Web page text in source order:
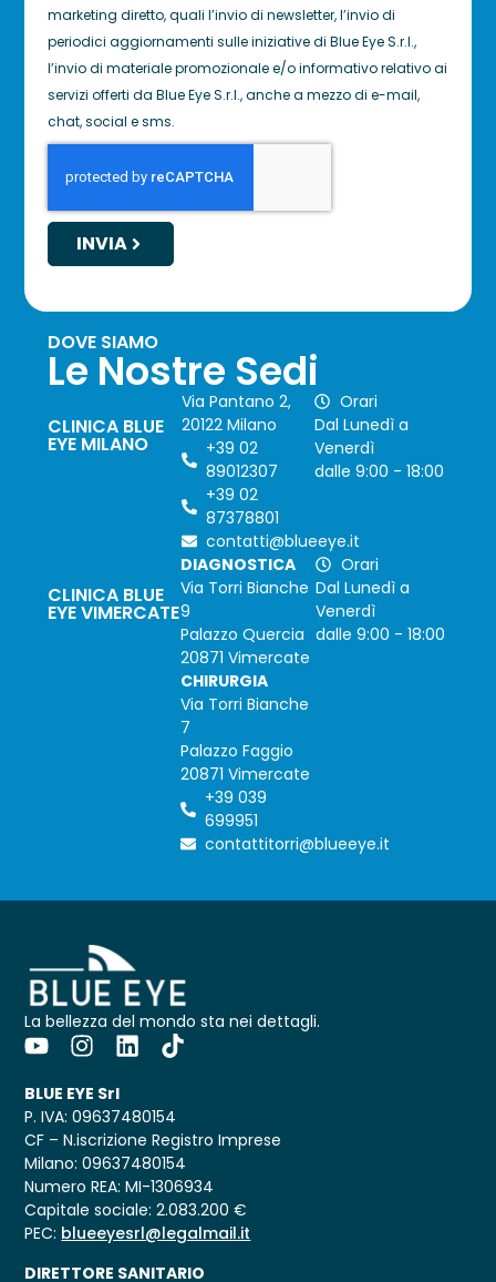
marketing diretto, quali l’invio di newsletter, l’invio di
periodici aggiornamenti sulle iniziative di Blue Eye S.r.l.,
l’invio di materiale promozionale e/o informativo relativo ai
servizi offerti da Blue Eye S.r.l., anche a mezzo di e-mail,
chat, social e sms.
INVIA
DOVE SIAMO
Le Nostre Sedi
CLINICA BLUE
EYE MILANO
Via Pantano 2,
20122 Milano
+39 02
89012307
+39 02
87378801
contatti@blueeye.it
Orari
Dal Lunedì a
Venerdì
dalle 9:00 - 18:00
CLINICA BLUE
EYE VIMERCATE
DIAGNOSTICA
Via Torri Bianche
9
Palazzo Quercia
20871 Vimercate
CHIRURGIA
Via Torri Bianche
7
Palazzo Faggio
20871 Vimercate
+39 039
699951
contattitorri@blueeye.it
Orari
Dal Lunedì a
Venerdì
dalle 9:00 - 18:00
La bellezza del mondo sta nei dettagli.
BLUE EYE Srl
P. IVA: 09637480154
CF – N.iscrizione Registro Imprese
Milano: 09637480154
Numero REA: MI-1306934
Capitale sociale: 2.083.200 €
PEC: blueeyesrl@legalmail.it
DIRETTORE SANITARIO